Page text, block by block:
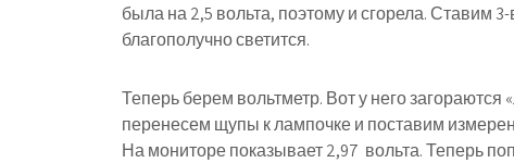
была на 2,5 вольта, поэтому и сгорела. Ставим
благополучно светится.
Теперь берем вольтметр. Вот у него
перенесем щупы к лампочке и поставим
На мониторе показывает 2,97 вольта. Теперь